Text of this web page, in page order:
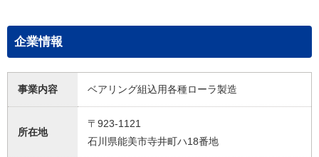
企業情報
事業内容 ベアリング組込用各種ローラ製造
所在地
〒923-1121
石川県能美市寺井町ハ18番地